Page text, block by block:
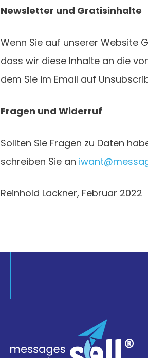
Newsletter und Gratisinhalte
Wenn Sie auf unserer Website
dass wir diese Inhalte an die
dem Sie im Email auf
Fragen und Widerruf
Sollten Sie Fragen zu Daten
schreiben Sie an
Reinhold Lackner, Februar 2022